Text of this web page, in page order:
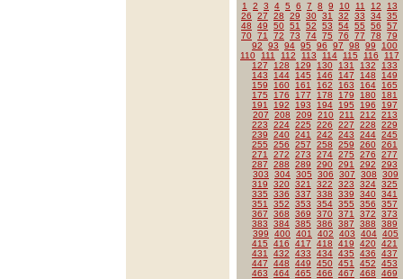
1 2 3 4 5 6 7 8 9 10 11 12
13
26
27 28 29 30 31 32 33 34 35
48
49 50 51 52 53 54 55 56
57
70 71 72 73 74 75 76 77 78
79
92
93 94 95 96 97 98 99
100
110
111 112 113 114 115 116
117
127
128 129 130 131 132
133
143
144 145 146 147 148
149
159
160 161 162 163 164
165
175
176 177 178 179 180
181
191
192 193 194 195 196
197
207
208 209 210 211 212
213
223
224 225 226 227 228
229
239
240 241 242 243 244 245
255
256 257 258 259 260 261
271
272 273 274 275 276
277
287
288 289 290 291 292
293
303
304 305 306 307 308
309
319
320 321 322 323 324 325
335
336 337 338 339 340 341
351
352 353 354 355 356
357
367
368 369 370 371 372
373
383
384 385 386 387 388
389
399
400 401 402 403 404 405
415
416 417 418 419 420 421
431
432 433 434 435 436
437
447
448 449 450 451 452
453
463
464 465 466 467 468 469